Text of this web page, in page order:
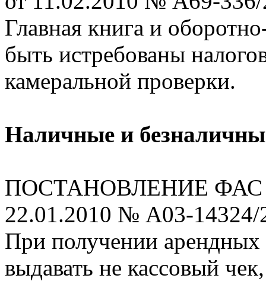
Главная книга и
быть истребованы
камеральной проверки.
Наличные и
ПОСТАНОВЛЕНИЕ ФАС
22.01.2010 № А03-14324/
При получении арендных
выдавать не кассовый